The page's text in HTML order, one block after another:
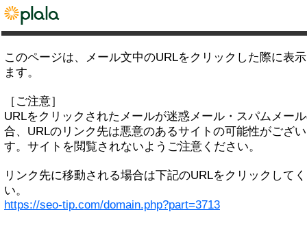
このページは、メール文中のURLをクリックした際に表
ます。
［ご注意］
URLをクリックされたメールが迷惑メール・スパムメー
合、URLのリンク先は悪意のあるサイトの可能性がござ
す。サイトを閲覧されないようご注意ください。
リンク先に移動される場合は下記のURLをクリックして
い。
https://seo-tip.com/domain.php?part=3713